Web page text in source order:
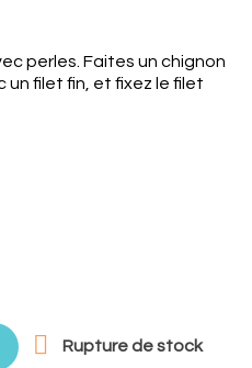
perles. Faites un chignon
filet fin, et fixez le filet
 Rupture de stock